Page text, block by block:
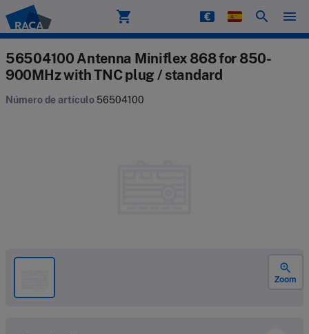
Raca shopping_cart search menu
56504100 Antenna Miniflex 868 for 850-
900MHz with TNC plug / standard
Número de artículo 56504100
zoom_in
Zoom